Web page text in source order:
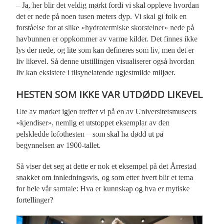
– Ja, her blir det veldig mørkt fordi vi skal oppleve hvordan
det er nede på noen tusen meters dyp. Vi skal gi folk en
forståelse for at slike «hydrotermiske skorsteiner» nede på
havbunnen er oppkommer av varme kilder. Det finnes ikke
lys der nede, og lite som kan defineres som liv, men det er
liv likevel. Så denne utstillingen visualiserer også hvordan
liv kan eksistere i tilsynelatende ugjestmilde miljøer.
HESTEN SOM IKKE VAR UTDØDD LIKEVEL
Ute av mørket igjen treffer vi på en av Universitetsmuseets
«kjendiser», nemlig et utstoppet eksemplar av den
pelskledde lofothesten – som skal ha dødd ut på
begynnelsen av 1900-tallet.
Så viser det seg at dette er nok et eksempel på det Årrestad
snakket om innledningsvis, og som etter hvert blir et tema
for hele vår samtale: Hva er kunnskap og hva er mytiske
fortellinger?